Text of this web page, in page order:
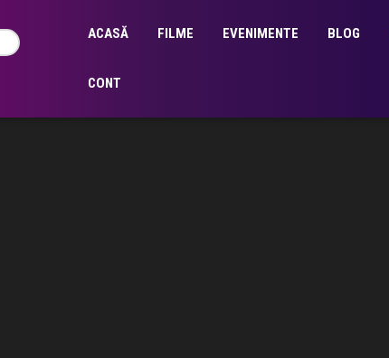
ACASĂ FILME EVENIMENTE BLOG
CONT